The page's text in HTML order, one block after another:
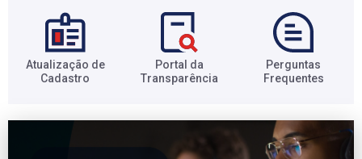
Atualização de
Cadastro​
Portal da
Transparência​
Perguntas
Frequentes​